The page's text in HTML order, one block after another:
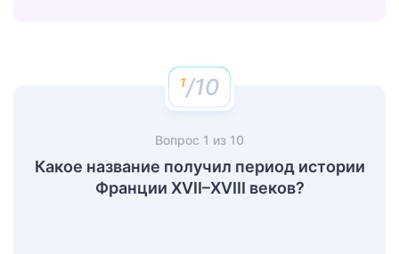
/10
Вопрос 1 из 10
Какое название получил период истории
Франции XVII–XVIII веков?